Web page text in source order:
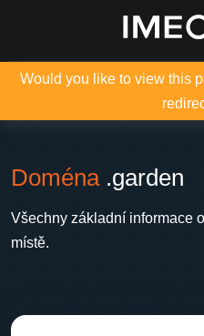
Would you like to view this
Doména.garden
Všechny základní informace
místě.